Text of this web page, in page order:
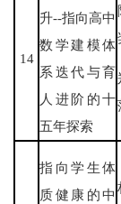
14
升--指向高中
数学建模体
系迭代与育
人进阶的十
五年探索
指向学生体
质健康的中